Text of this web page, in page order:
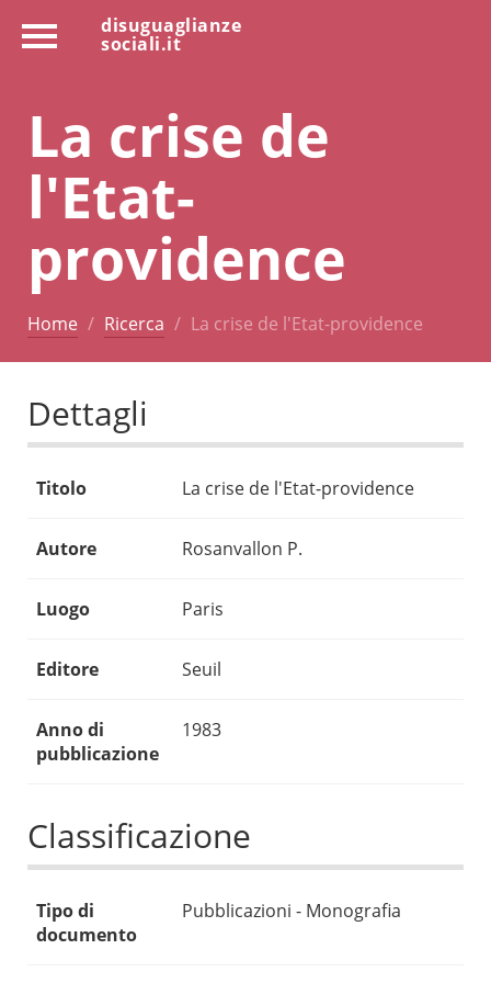
disuguaglianze
sociali.it
La crise de
l'Etat-
providence
Home Ricerca La crise de l'Etat-providence
Dettagli
Titolo La crise de l'Etat-providence
Autore Rosanvallon P.
Luogo Paris
Editore Seuil
Anno di
pubblicazione
1983
Classificazione
Tipo di
documento
Pubblicazioni - Monografia